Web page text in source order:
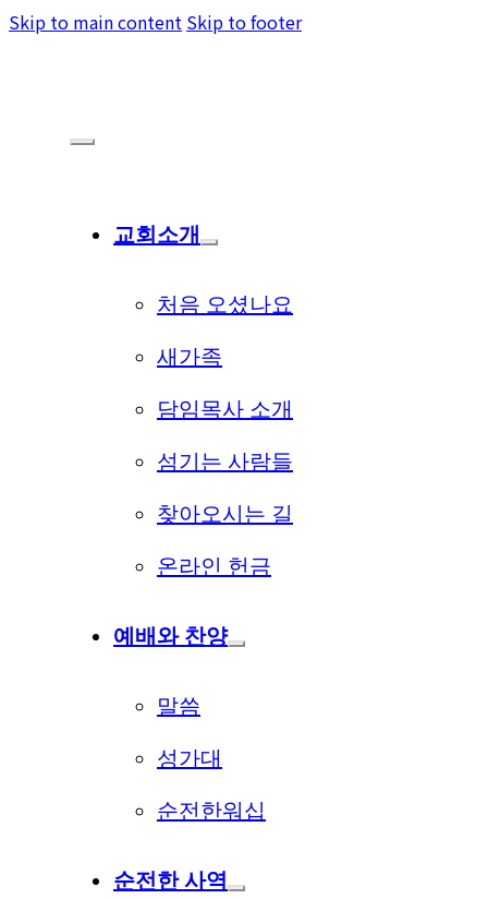
Skip to main content Skip to footer
교회소개
처음 오셨나요
새가족
담임목사 소개
섬기는 사람들
찾아오시는 길
온라인 헌금
예배와 찬양
말씀
성가대
순전한워십
순전한 사역